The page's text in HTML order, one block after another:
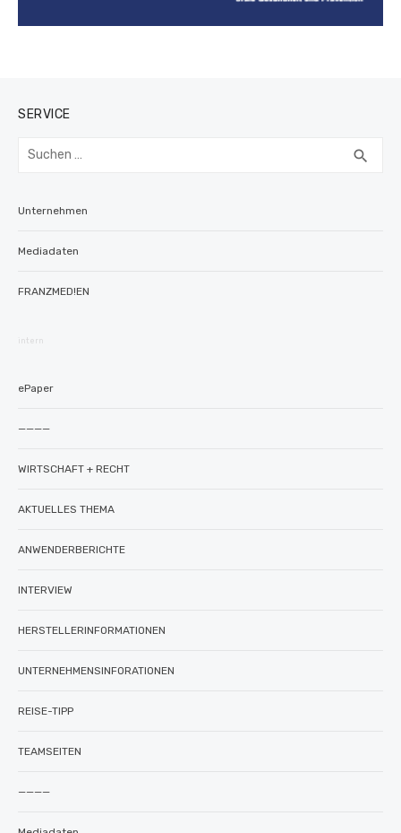
SERVICE
Suchen
search
Unternehmen
Mediadaten
FRANZMED!EN
intern
ePaper
————
WIRTSCHAFT + RECHT
AKTUELLES THEMA
ANWENDERBERICHTE
INTERVIEW
HERSTELLERINFORMATIONEN
UNTERNEHMENSINFORATIONEN
REISE-TIPP
TEAMSEITEN
————